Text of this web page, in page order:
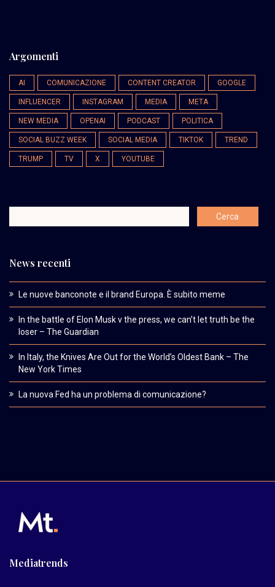
Argomenti
AI COMUNICAZIONE CONTENT CREATOR GOOGLE
INFLUENCER INSTAGRAM MEDIA META
NEW MEDIA OPENAI PODCAST POLITICA
SOCIAL BUZZ WEEK SOCIAL MEDIA TIKTOK TREND
TRUMP TV X YOUTUBE
News recenti
Le nuove banconote e il brand Europa. È subito meme
In the battle of Elon Musk v the press, we can’t let truth be the
loser – The Guardian
In Italy, the Knives Are Out for the World’s Oldest Bank – The
New York Times
La nuova Fed ha un problema di comunicazione?
Mediatrends